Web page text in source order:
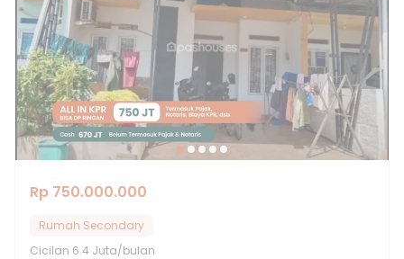
Rp 750.000.000
Rumah Secondary
Cicilan 6.4 Juta/bulan